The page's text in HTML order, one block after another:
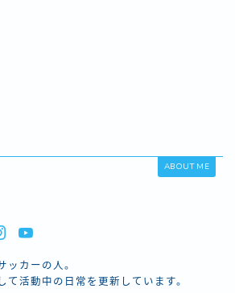
ABOUT ME
ッカーの人。
て活動中の日常を更新しています。